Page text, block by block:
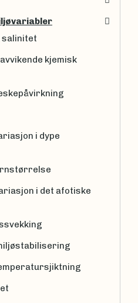
kjemisk
i dype
i det afotiske